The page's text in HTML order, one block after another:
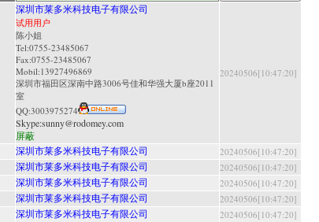
深圳市莱多米科技电子有限公司
试用用户
陈小姐
Tel:0755-23485067
Fax:0755-23485067
Mobil:13927496869
深圳市福田区深南中路3006号佳和华强大厦b座2011
室
QQ:3003975274
Skype:sunny@rodomey.com
屏蔽
20240506[10:47:20]
深圳市莱多米科技电子有限公司 20240506[10:47:20]
深圳市莱多米科技电子有限公司 20240506[10:47:20]
深圳市莱多米科技电子有限公司 20240506[10:47:20]
深圳市莱多米科技电子有限公司 20240506[10:47:20]
深圳市莱多米科技电子有限公司 20240506[10:47:20]